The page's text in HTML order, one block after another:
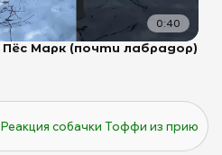
0:40
Марк (почти лабрадор)
Реакция собачки Тоффи из приют...